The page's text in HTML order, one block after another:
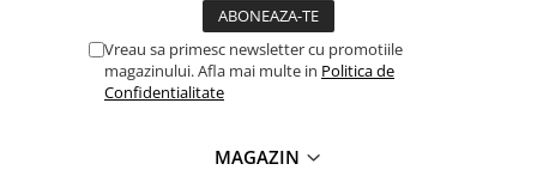
Vreau sa primesc newsletter cu promotiile
magazinului. Afla mai multe in Politica de
Confidentialitate
MAGAZIN